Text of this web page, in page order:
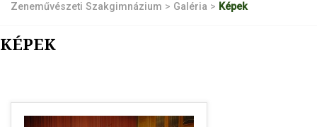
Zeneművészeti Szakgimnázium > Galéria > Képek
KÉPEK